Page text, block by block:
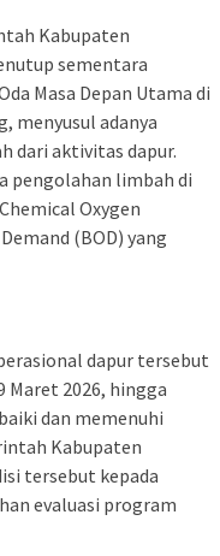
Kabupaten
sementara
Masa Depan Utama di
menyusul adanya
dari aktivitas dapur.
pengolahan limbah di
Oxygen
(BOD) yang
dapur tersebut
Maret 2026, hingga
dan memenuhi
Kabupaten
tersebut kepada
evaluasi program